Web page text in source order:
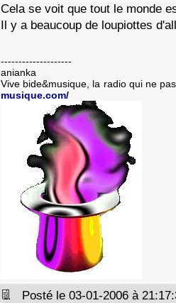
Cela se voit que tout le monde
Il y a beaucoup de loupiottes
--------------------
anianka
Vive bide&musique, la radio qui ne
musique.com/
Posté le 03-01-2006 à